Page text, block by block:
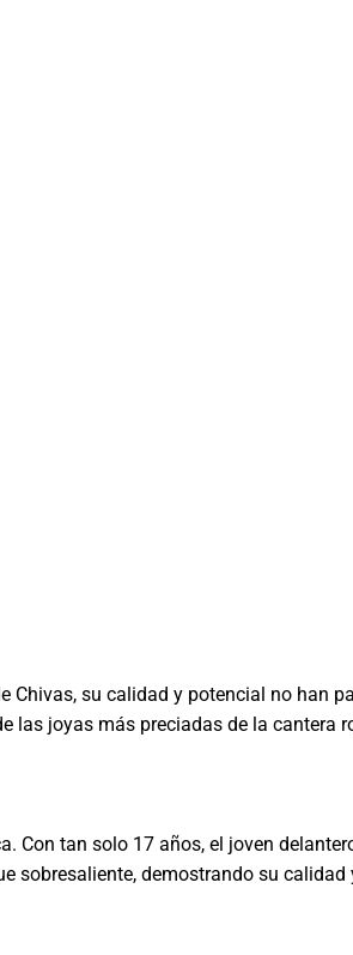
Chivas, su calidad y potencial no han
las joyas más preciadas de la cantera
Con tan solo 17 años, el joven
sobresaliente, demostrando su calidad